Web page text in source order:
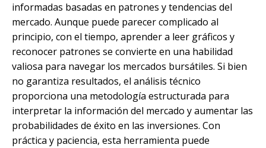
informadas basadas en patrones y tendencias del
mercado. Aunque puede parecer complicado al
principio, con el tiempo, aprender a leer gráficos y
reconocer patrones se convierte en una habilidad
valiosa para navegar los mercados bursátiles. Si bien
no garantiza resultados, el análisis técnico
proporciona una metodología estructurada para
interpretar la información del mercado y aumentar las
probabilidades de éxito en las inversiones. Con
práctica y paciencia, esta herramienta puede